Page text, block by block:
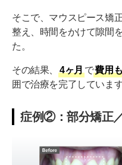
そこで、マウスピース矯
整え、時間をかけて隙間
た。
その結果、 4ヶ月 で費用
囲で治療を完了しています
症例②：部分矯正